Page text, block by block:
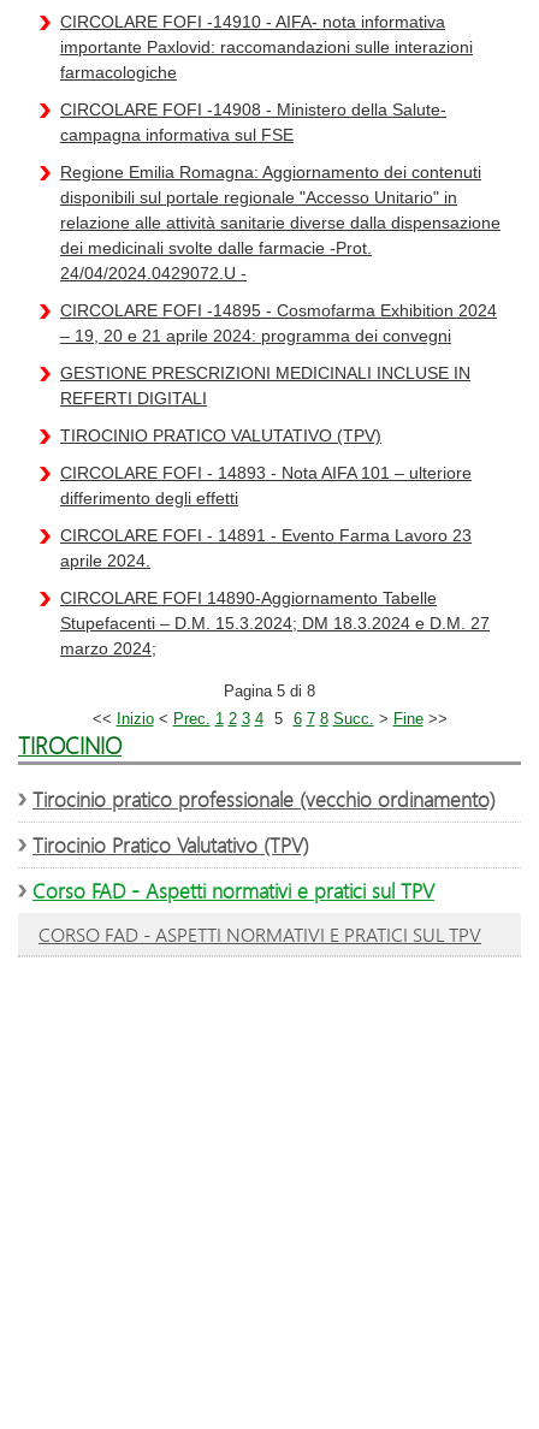
CIRCOLARE FOFI -14910 - AIFA- nota informativa
importante Paxlovid: raccomandazioni sulle interazioni
farmacologiche
CIRCOLARE FOFI -14908 - Ministero della Salute-
campagna informativa sul FSE
Regione Emilia Romagna: Aggiornamento dei contenuti
disponibili sul portale regionale "Accesso Unitario" in
relazione alle attività sanitarie diverse dalla dispensazione
dei medicinali svolte dalle farmacie -Prot.
24/04/2024.0429072.U -
CIRCOLARE FOFI -14895 - Cosmofarma Exhibition 2024
– 19, 20 e 21 aprile 2024: programma dei convegni
GESTIONE PRESCRIZIONI MEDICINALI INCLUSE IN
REFERTI DIGITALI
TIROCINIO PRATICO VALUTATIVO (TPV)
CIRCOLARE FOFI - 14893 - Nota AIFA 101 – ulteriore
differimento degli effetti
CIRCOLARE FOFI - 14891 - Evento Farma Lavoro 23
aprile 2024.
CIRCOLARE FOFI 14890-Aggiornamento Tabelle
Stupefacenti – D.M. 15.3.2024; DM 18.3.2024 e D.M. 27
marzo 2024;
Pagina 5 di 8
<< Inizio< Prec. 1 2 3 4 5 6 7 8 Succ. > Fine>>
TIROCINIO
Tirocinio pratico professionale (vecchio ordinamento)
Tirocinio Pratico Valutativo (TPV)
Corso FAD - Aspetti normativi e pratici sul TPV
CORSO FAD - ASPETTI NORMATIVI E PRATICI SUL TPV